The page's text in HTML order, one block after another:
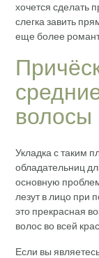
хочется сделать
слегка завить
еще более
волосы
Укладка с таким
обладательниц
основную
лезут в лицо при
это прекрасная
волос во всей
Если вы